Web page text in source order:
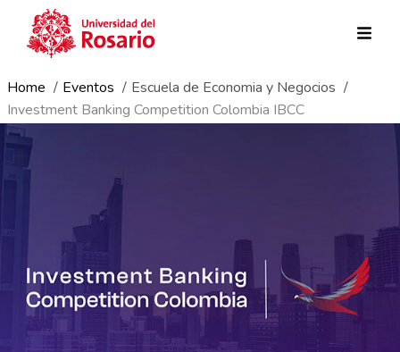
Pasar al contenido principal
Ruta de navegación
Home Eventos
Escuela de Economia y Negocios
Investment Banking Competition Colombia IBCC